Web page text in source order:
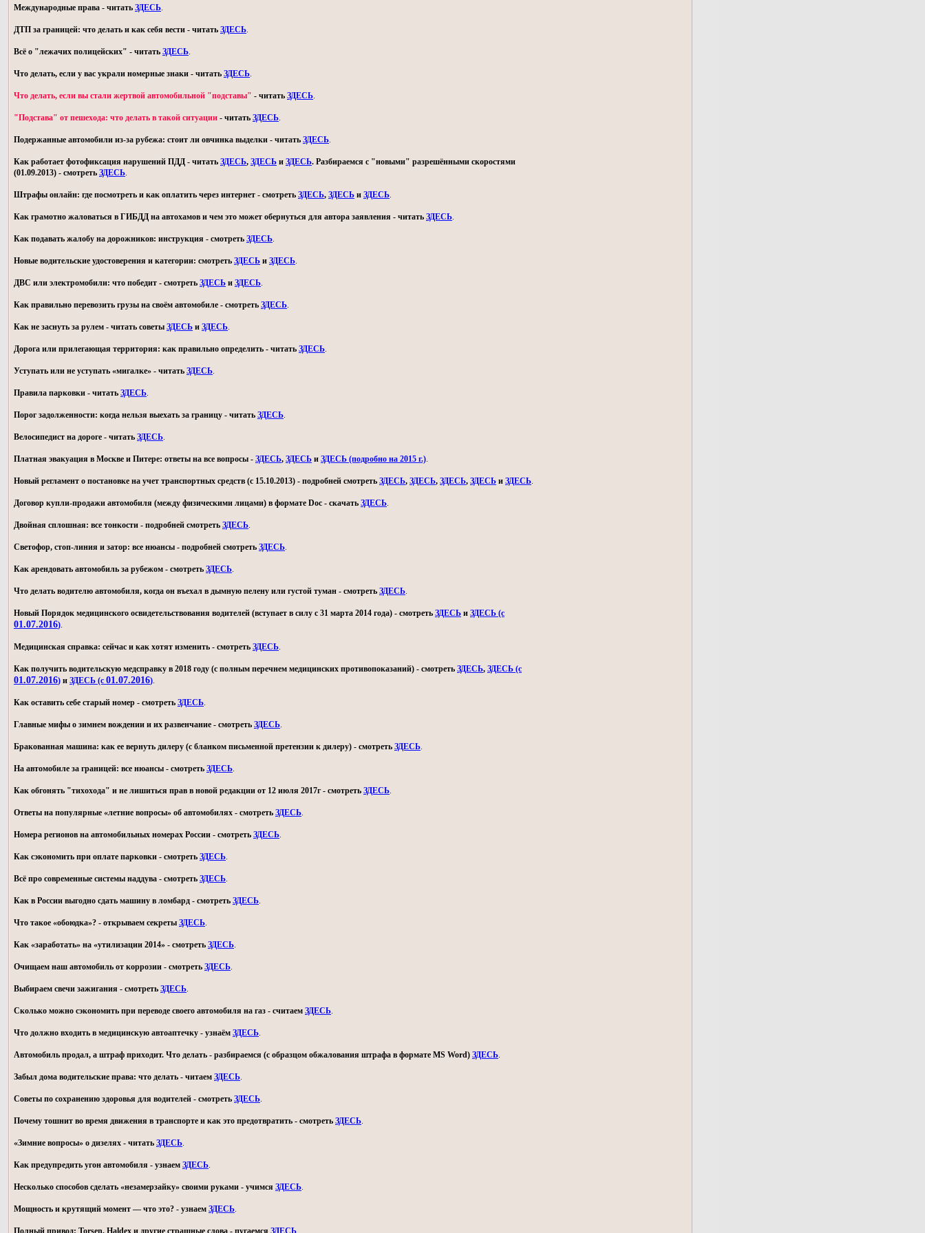
Международные права - читать ЗДЕСЬ.
ДТП за границей: что делать и как себя вести - читать ЗДЕСЬ.
Всё о "лежачих полицейских" - читать ЗДЕСЬ.
Что делать, если у вас украли номерные знаки - читать ЗДЕСЬ.
Что делать, если вы стали жертвой автомобильной "подставы" - читать ЗДЕСЬ.
"Подстава" от пешехода: что делать в такой ситуации - читать ЗДЕСЬ.
Подержанные автомобили из-за рубежа: стоит ли овчинка выделки - читать ЗДЕСЬ.
Как работает фотофиксация нарушений ПДД - читать ЗДЕСЬ, ЗДЕСЬ и ЗДЕСЬ. Разбираемся с "новыми" разрешёнными скоростями
(01.09.2013) - смотреть ЗДЕСЬ.
Штрафы онлайн: где посмотреть и как оплатить через интернет - смотреть ЗДЕСЬ, ЗДЕСЬ и ЗДЕСЬ.
Как грамотно жаловаться в ГИБДД на автохамов и чем это может обернуться для автора заявления - читать ЗДЕСЬ.
Как подавать жалобу на дорожников: инструкция - смотреть ЗДЕСЬ.
Новые водительские удостоверения и категории: смотреть ЗДЕСЬ и ЗДЕСЬ.
ДВС или электромобили: что победит - смотреть ЗДЕСЬ и ЗДЕСЬ.
Как правильно перевозить грузы на своём автомобиле - смотреть ЗДЕСЬ.
Как не заснуть за рулем - читать советы ЗДЕСЬ и ЗДЕСЬ.
Дорога или прилегающая территория: как правильно определить - читать ЗДЕСЬ.
Уступать или не уступать «мигалке» - читать ЗДЕСЬ.
Правила парковки - читать ЗДЕСЬ.
Порог задолженности: когда нельзя выехать за границу - читать ЗДЕСЬ.
Велосипедист на дороге - читать ЗДЕСЬ.
Платная эвакуация в Москве и Питере: ответы на все вопросы - ЗДЕСЬ, ЗДЕСЬ и ЗДЕСЬ (подробно на 2015 г.).
Новый регламент о постановке на учет транспортных средств (с 15.10.2013) - подробней смотреть ЗДЕСЬ, ЗДЕСЬ, ЗДЕСЬ, ЗДЕСЬ и ЗДЕСЬ.
Договор купли-продажи автомобиля (между физическими лицами) в формате Doc - скачать ЗДЕСЬ.
Двойная сплошная: все тонкости - подробней смотреть ЗДЕСЬ.
Светофор, стоп-линия и затор: все нюансы - подробней смотреть ЗДЕСЬ.
Как арендовать автомобиль за рубежом - смотреть ЗДЕСЬ.
Что делать водителю автомобиля, когда он въехал в дымную пелену или густой туман - смотреть ЗДЕСЬ.
Новый Порядок медицинского освидетельствования водителей (вступает в силу с 31 марта 2014 года) - смотреть ЗДЕСЬ и ЗДЕСЬ (с
01.07.2016).
Медицинская справка: сейчас и как хотят изменить - смотреть ЗДЕСЬ.
Как получить водительскую медсправку в 2018 году (с полным перечнем медицинских противопоказаний) - смотреть ЗДЕСЬ, ЗДЕСЬ (с
01.07.2016) и ЗДЕСЬ (с 01.07.2016).
Как оставить себе старый номер - смотреть ЗДЕСЬ.
Главные мифы о зимнем вождении и их развенчание - смотреть ЗДЕСЬ.
Бракованная машина: как ее вернуть дилеру (с бланком письменной претензии к дилеру) - смотреть ЗДЕСЬ.
На автомобиле за границей: все нюансы - смотреть ЗДЕСЬ.
Как обгонять "тихохода" и не лишиться прав в новой редакции от 12 июля 2017г - смотреть ЗДЕСЬ.
Ответы на популярные «летние вопросы» об автомобилях - смотреть ЗДЕСЬ.
Номера регионов на автомобильных номерах России - смотреть ЗДЕСЬ.
Как сэкономить при оплате парковки - смотреть ЗДЕСЬ.
Всё про современные системы наддува - смотреть ЗДЕСЬ.
Как в России выгодно сдать машину в ломбард - смотреть ЗДЕСЬ.
Что такое «обоюдка»? - открываем секреты ЗДЕСЬ.
Как «заработать» на «утилизации 2014» - смотреть ЗДЕСЬ.
Очищаем наш автомобиль от коррозии - смотреть ЗДЕСЬ.
Выбираем свечи зажигания - смотреть ЗДЕСЬ.
Сколько можно сэкономить при переводе своего автомобиля на газ - считаем ЗДЕСЬ.
Что должно входить в медицинскую автоаптечку - узнаём ЗДЕСЬ.
Автомобиль продал, а штраф приходит. Что делать - разбираемся (с образцом обжалования штрафа в формате MS Word) ЗДЕСЬ.
Забыл дома водительские права: что делать - читаем ЗДЕСЬ.
Советы по сохранению здоровья для водителей - смотреть ЗДЕСЬ.
Почему тошнит во время движения в транспорте и как это предотвратить - смотреть ЗДЕСЬ.
«Зимние вопросы» о дизелях - читать ЗДЕСЬ.
Как предупредить угон автомобиля - узнаем ЗДЕСЬ.
Несколько способов сделать «незамерзайку» своими руками - учимся ЗДЕСЬ.
Мощность и крутящий момент — что это? - узнаем ЗДЕСЬ.
Полный привод: Torsen, Haldex и другие страшные слова - пугаемся ЗДЕСЬ